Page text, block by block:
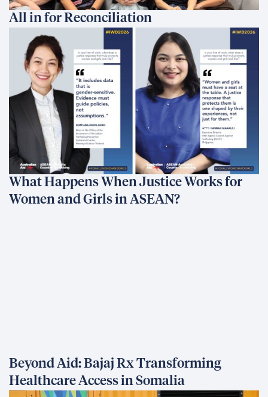
All in for Reconciliation
What Happens When Justice Works for
Women and Girls in ASEAN?
Beyond Aid: Bajaj Rx Transforming
Healthcare Access in Somalia